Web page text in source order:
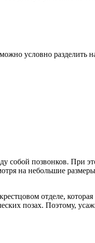
условно разделить
собой позвонков. При
на небольшие
отделе,
позах. Поэтому,